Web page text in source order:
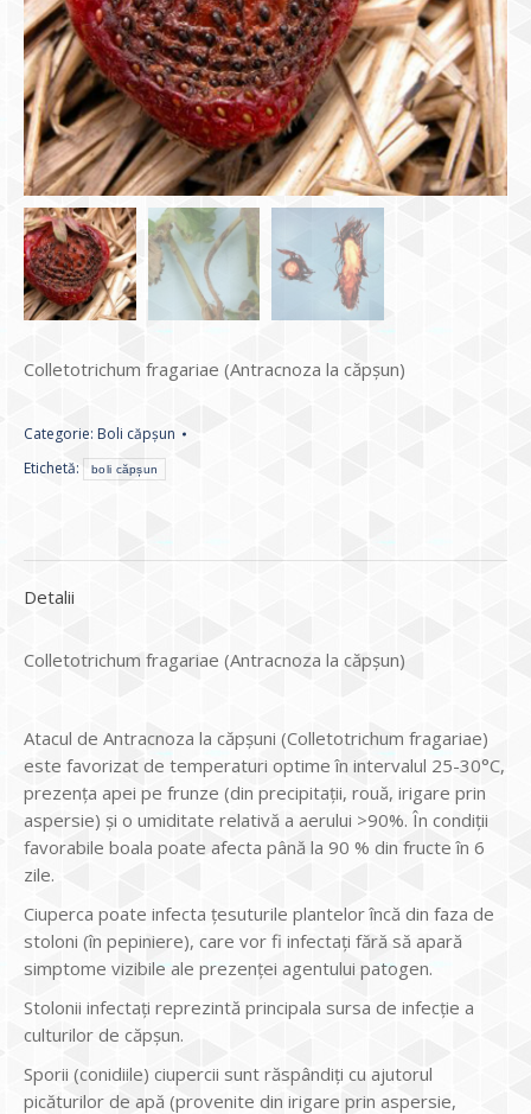
Colletotrichum fragariae (Antracnoza la căpșun)
Categorie: Boli căpșun
Etichetă:
boli căpșun
Detalii
Colletotrichum fragariae (Antracnoza la căpșun)
Atacul de Antracnoza la căpșuni (Colletotrichum fragariae)
este favorizat de temperaturi optime în intervalul 25-30°C,
prezența apei pe frunze (din precipitații, rouă, irigare prin
aspersie) și o umiditate relativă a aerului >90%. În condiții
favorabile boala poate afecta până la 90 % din fructe în 6
zile.
Ciuperca poate infecta țesuturile plantelor încă din faza de
stoloni (în pepiniere), care vor fi infectați fără să apară
simptome vizibile ale prezenței agentului patogen.
Stolonii infectați reprezintă principala sursa de infecție a
culturilor de căpșun.
Sporii (conidiile) ciupercii sunt răspândiți cu ajutorul
picăturilor de apă (provenite din irigare prin aspersie,